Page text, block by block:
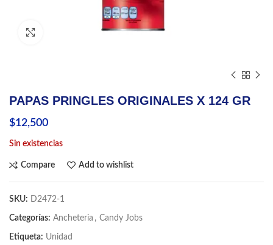
PAPAS PRINGLES ORIGINALES X 124 GR
$12,500
Sin existencias
Compare Add to wishlist
SKU: D2472-1
Categorías: Ancheteria , Candy Jobs
Etiqueta: Unidad